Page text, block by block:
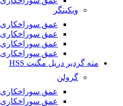
ویکینگر
عمق سوراخکاری 35 میلی‌متر
عمق سوراخکاری ۵۵ میلی‌متر
عمق سوراخکاری ۷۵ میلی‌متر
عمق سوراخکاری ۱۰۰ میلی‌متر
مته گردبر دریل مگنت HSS
گرولن
عمق سوراخکاری ۳۰ میلی‌متر
عمق سوراخکاری ۵۰ میلی‌متر